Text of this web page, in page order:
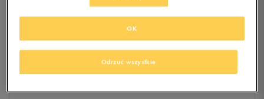
KLUBIE 50 STYLE
Produkt niedostępnyOdrzuć wszystkie
OK